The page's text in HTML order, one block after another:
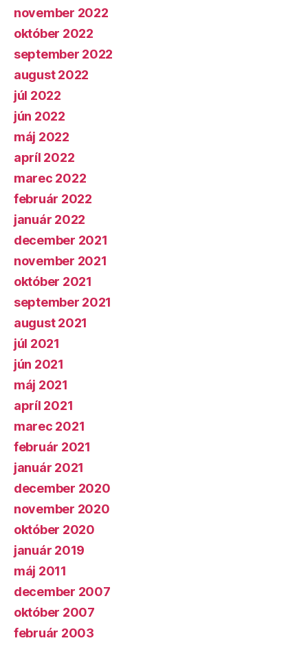
november 2022
október 2022
september 2022
august 2022
júl 2022
jún 2022
máj 2022
apríl 2022
marec 2022
február 2022
január 2022
december 2021
november 2021
október 2021
september 2021
august 2021
júl 2021
jún 2021
máj 2021
apríl 2021
marec 2021
február 2021
január 2021
december 2020
november 2020
október 2020
január 2019
máj 2011
december 2007
október 2007
február 2003